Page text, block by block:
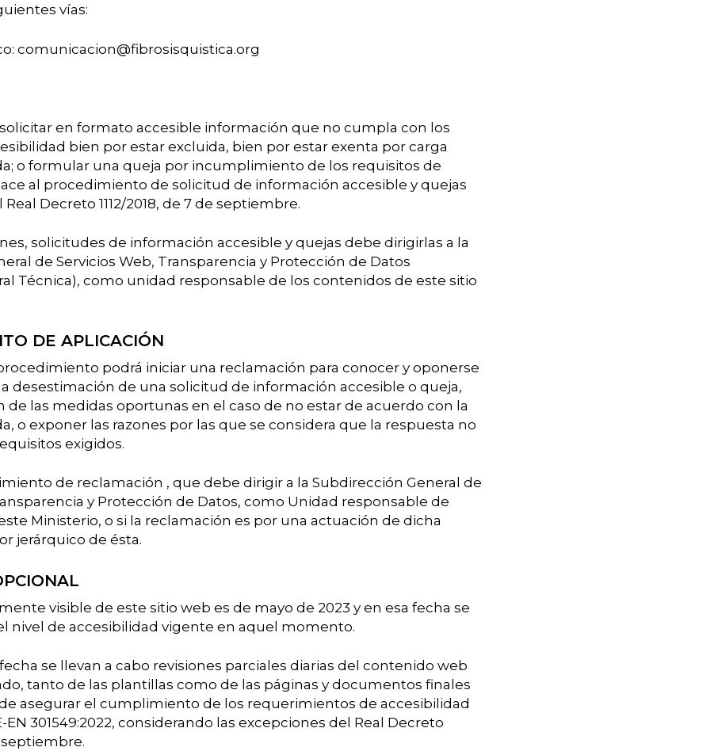
vías:
comunicacion@fibrosisquistica.org
en formato accesible información que no cumpla con los
bien por estar excluida, bien por estar exenta por carga
o formular una queja por incumplimiento de los requisitos de
al procedimiento de solicitud de información accesible y quejas
Decreto 1112/2018, de 7 de septiembre.
solicitudes de información accesible y quejas debe dirigirlas a la
de Servicios Web, Transparencia y Protección de Datos
Técnica), como unidad responsable de los contenidos de este sitio
DE APLICACIÓN
podrá iniciar una reclamación para conocer y oponerse
desestimación de una solicitud de información accesible o queja,
de las medidas oportunas en el caso de no estar de acuerdo con la
o exponer las razones por las que se considera que la respuesta no
exigidos.
de reclamación , que debe dirigir a la Subdirección General de
y Protección de Datos, como Unidad responsable de
Ministerio, o si la reclamación es por una actuación de dicha
jerárquico de ésta.
visible de este sitio web es de mayo de 2023 y en esa fecha se
nivel de accesibilidad vigente en aquel momento.
se llevan a cabo revisiones parciales diarias del contenido web
tanto de las plantillas como de las páginas y documentos finales
asegurar el cumplimiento de los requerimientos de accesibilidad
EN 301549:2022, considerando las excepciones del Real Decreto
septiembre.